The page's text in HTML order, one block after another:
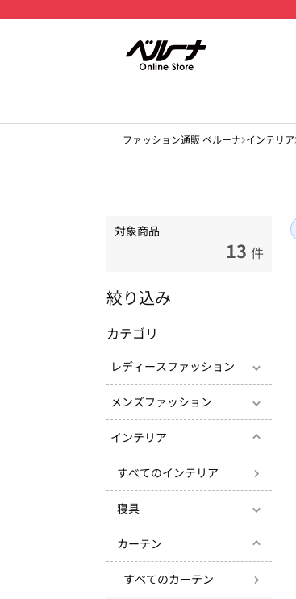
ファッション通販 ベルーナ インテリア
対象商品
13 件
絞り込み
カテゴリ
レディースファッション
メンズファッション
インテリア
すべてのインテリア
寝具
カーテン
すべてのカーテン